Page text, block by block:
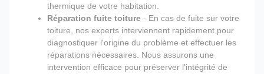
thermique de votre habitation.
Réparation fuite toiture - En cas de fuite sur votre
toiture, nos experts interviennent rapidement pour
diagnostiquer l'origine du problème et effectuer les
réparations nécessaires. Nous assurons une
intervention efficace pour préserver l'intégrité de